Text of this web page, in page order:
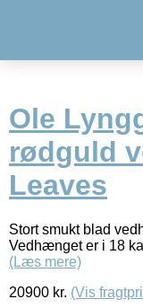
Ole
rødguld
Leaves
Stort smukt blad
Vedhænget er i 18
(Læs mere)
20900 kr. (Vis